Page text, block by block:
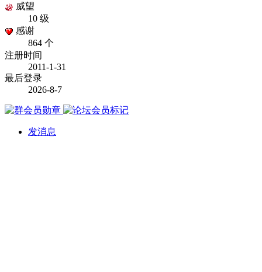
威望
10 级
感谢
864 个
注册时间
2011-1-31
最后登录
2026-8-7
发消息